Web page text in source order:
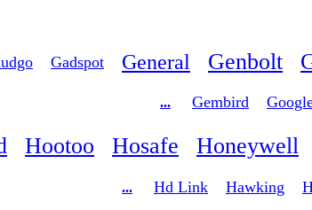
Genbolt
General
Gadspot
Gembird
...
Honeywell
Hosafe
Hootoo
Hawking
Hd Link
...